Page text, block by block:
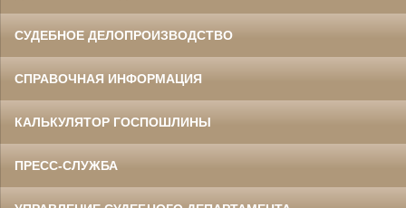
СУДЕБНОЕ ДЕЛОПРОИЗВОДСТВО
СПРАВОЧНАЯ ИНФОРМАЦИЯ
КАЛЬКУЛЯТОР ГОСПОШЛИНЫ
ПРЕСС-СЛУЖБА